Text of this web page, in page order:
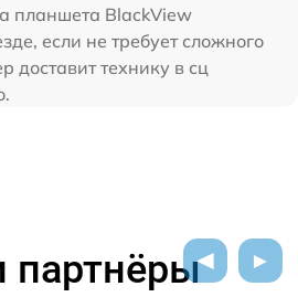
планшета BlackView
если не требует сложного
доставит технику в сц